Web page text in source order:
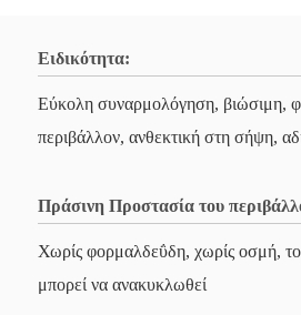
Ειδικότητα:
Εύκολη συναρμολόγηση, βιώσιμη,
περιβάλλον, ανθεκτική στη σήψη,
Πράσινη Προστασία του
Χωρίς φορμαλδεΰδη, χωρίς οσμή, το
μπορεί να ανακυκλωθεί